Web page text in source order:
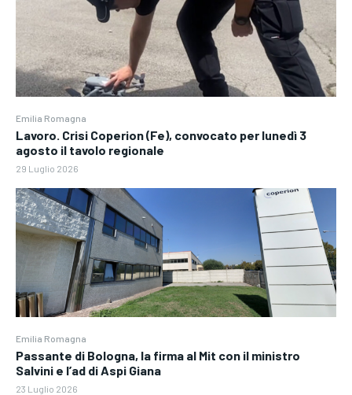
Emilia Romagna
Lavoro. Crisi Coperion (Fe), convocato per lunedì 3
agosto il tavolo regionale
29 Luglio 2026
Emilia Romagna
Passante di Bologna, la firma al Mit con il ministro
Salvini e l’ad di Aspi Giana
23 Luglio 2026